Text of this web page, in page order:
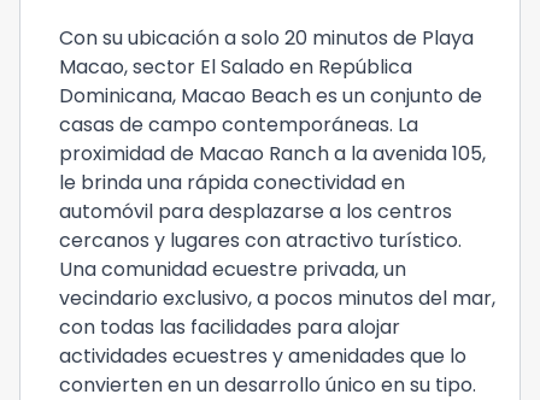
Con su ubicación a solo 20 minutos de Playa
Macao, sector El Salado en República
Dominicana, Macao Beach es un conjunto de
casas de campo contemporáneas. La
proximidad de Macao Ranch a la avenida 105,
le brinda una rápida conectividad en
automóvil para desplazarse a los centros
cercanos y lugares con atractivo turístico.
Una comunidad ecuestre privada, un
vecindario exclusivo, a pocos minutos del mar,
con todas las facilidades para alojar
actividades ecuestres y amenidades que lo
convierten en un desarrollo único en su tipo.